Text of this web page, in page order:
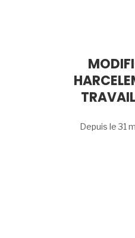
Depuis le 31